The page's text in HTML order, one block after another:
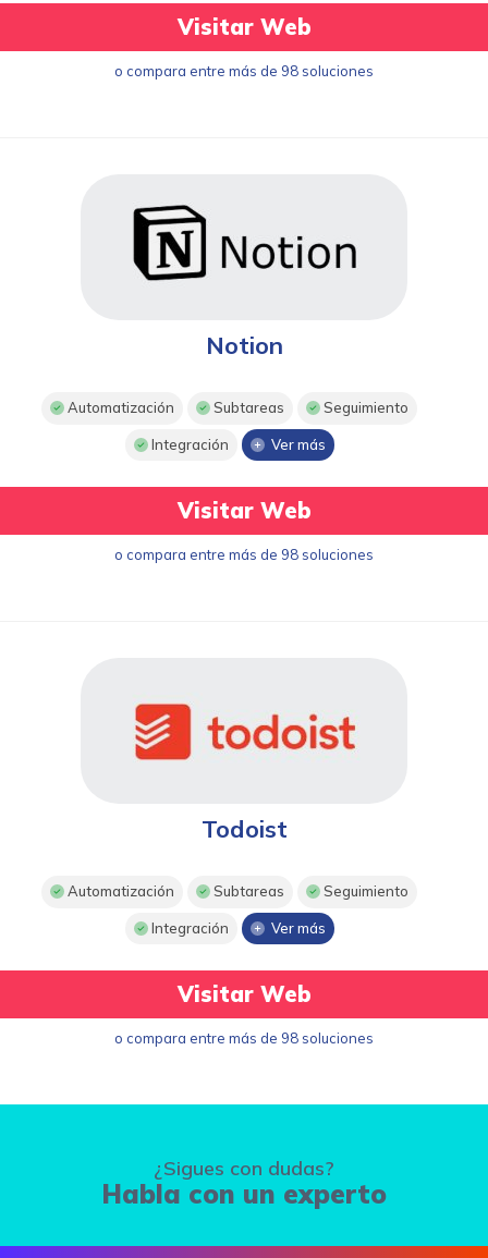
Visitar Web
o compara entre más de 98 soluciones
Notion
Automatización Subtareas Seguimiento
Integración Ver más
Visitar Web
o compara entre más de 98 soluciones
Todoist
Automatización Subtareas Seguimiento
Integración Ver más
Visitar Web
o compara entre más de 98 soluciones
¿Sigues con dudas?
Habla con un experto